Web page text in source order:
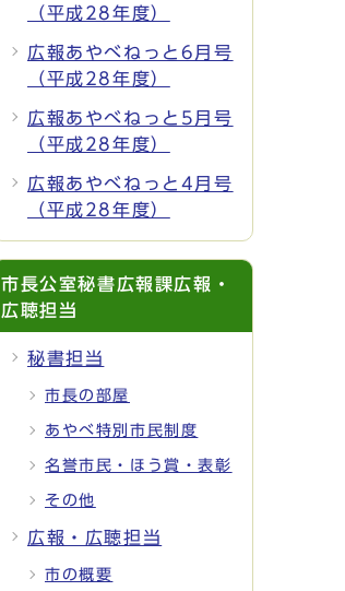
（平成28年度）
広報あやべねっと6月号
（平成28年度）
広報あやべねっと5月号
（平成28年度）
広報あやべねっと4月号
（平成28年度）
市長公室秘書広報課広報・
広聴担当
秘書担当
市長の部屋
あやべ特別市民制度
名誉市民・ほう賞・表彰
その他
広報・広聴担当
市の概要